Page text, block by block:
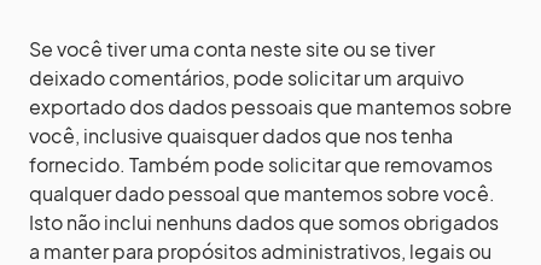
Se você tiver uma conta neste site ou se tiver
deixado comentários, pode solicitar um arquivo
exportado dos dados pessoais que mantemos sobre
você, inclusive quaisquer dados que nos tenha
fornecido. Também pode solicitar que removamos
qualquer dado pessoal que mantemos sobre você.
Isto não inclui nenhuns dados que somos obrigados
a manter para propósitos administrativos, legais ou